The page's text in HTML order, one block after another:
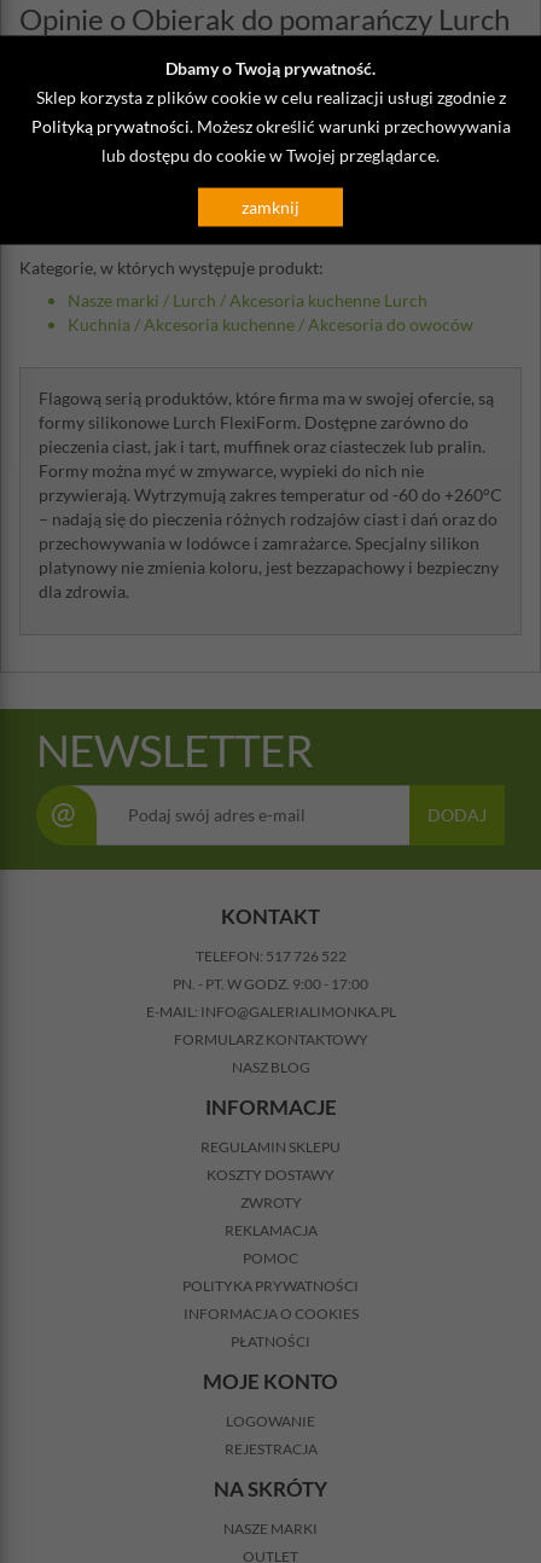
Dbamy o Twoją prywatność.
Sklep korzysta z plików cookie w celu realizacji usługi zgodnie z
Polityką prywatności. Możesz określić warunki przechowywania
lub dostępu do cookie w Twojej przeglądarce.
zamknij
Opinie o Obierak do pomarańczy Lurch
Napisz własną opinię
18-06-2020 ANNA
drobiazg kuchenny który cieszy ;-) szczególnie mojego męża
Kategorie, w których występuje produkt:
Nasze marki / Lurch /Akcesoria kuchenne Lurch
Kuchnia /Akcesoria kuchenne /Akcesoria do owoców
Flagową serią produktów, które firma ma w swojej ofercie, są
formy silikonowe Lurch FlexiForm. Dostępne zarówno do
pieczenia ciast, jak i tart, muffinek oraz ciasteczek lub pralin.
Formy można myć w zmywarce, wypieki do nich nie
przywierają. Wytrzymują zakres temperatur od -60 do +260°C
– nadają się do pieczenia różnych rodzajów ciast i dań oraz do
przechowywania w lodówce i zamrażarce. Specjalny silikon
platynowy nie zmienia koloru, jest bezzapachowy i bezpieczny
dla zdrowia.
NEWSLETTER
@ DODAJ
KONTAKT
TELEFON: 517 726 522
PN. - PT. W GODZ. 9:00 - 17:00
E-MAIL: INFO@GALERIALIMONKA.PL
FORMULARZ KONTAKTOWY
NASZ BLOG
INFORMACJE
REGULAMIN SKLEPU
KOSZTY DOSTAWY
ZWROTY
REKLAMACJA
POMOC
POLITYKA PRYWATNOŚCI
INFORMACJA O COOKIES
PŁATNOŚCI
MOJE KONTO
LOGOWANIE
REJESTRACJA
NA SKRÓTY
NASZE MARKI
OUTLET